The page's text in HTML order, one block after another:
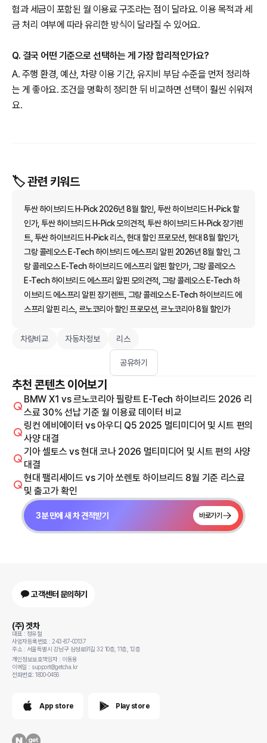
험과 세금이 포함된 월 이용료 구조라는 점이 달라요. 이용 목적과 세
금 처리 여부에 따라 유리한 방식이 달라질 수 있어요.
Q. 결국 어떤 기준으로 선택하는 게 가장 합리적인가요?
A. 주행 환경, 예산, 차량 이용 기간, 유지비 부담 수준을 먼저 정리하
는 게 좋아요. 조건을 명확히 정리한 뒤 비교하면 선택이 훨씬 쉬워져
요.
🏷️ 관련 키워드
투싼 하이브리드 H-Pick 2026년 8월 할인, 투싼 하이브리드 H-Pick 할
인가, 투싼 하이브리드 H-Pick 모의견적, 투싼 하이브리드 H-Pick 장기렌
트, 투싼 하이브리드 H-Pick 리스, 현대 할인 프로모션, 현대 8월 할인가,
그랑 콜레오스 E-Tech 하이브리드 에스프리 알핀 2026년 8월 할인, 그
랑 콜레오스 E-Tech 하이브리드 에스프리 알핀 할인가, 그랑 콜레오스
E-Tech 하이브리드 에스프리 알핀 모의견적, 그랑 콜레오스 E-Tech 하
이브리드 에스프리 알핀 장기렌트, 그랑 콜레오스 E-Tech 하이브리드 에
스프리 알핀 리스, 르노코리아 할인 프로모션, 르노코리아 8월 할인가
차량비교 자동차정보 리스
공유하기
추천 콘텐츠 이어보기
BMW X1 vs 르노코리아 필랑트 E-Tech 하이브리드 2026 리
스료 30% 선납 기준 월 이용료 데이터 비교
링컨 에비에이터 vs 아우디 Q5 2025 멀티미디어 및 시트 편의
사양 대결
기아 셀토스 vs 현대 코나 2026 멀티미디어 및 시트 편의 사양
대결
현대 팰리세이드 vs 기아 쏘렌토 하이브리드 8월 기준 리스료
및 출고가 확인
3분 만에 새 차 견적받기 바로가기
고객센터 문의하기
(주) 겟차
대표 : 정유철
사업자등록번호 : 243-87-00137
주소 : 서울특별시 강남구 삼성로91길 32 10층, 11층, 12층
개인정보보호책임자 : 이동용
이메일 : support@getcha.kr
전화번호: 1800-0456
App store Play store